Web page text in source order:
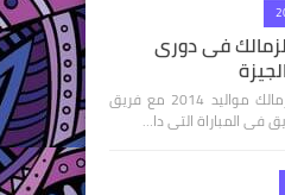
فى دورى
كتب -مسعد مجاهد تعادل فريق الزمالك مواليد 2014 مع فريق
فى المباراة التى دا…